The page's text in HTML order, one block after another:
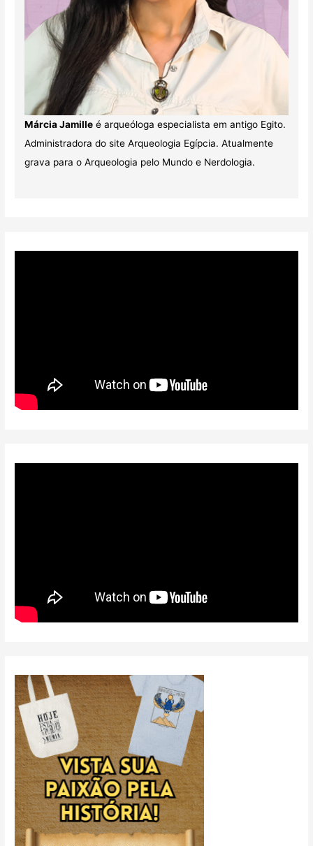
Márcia Jamilleé arqueóloga especialista em antigo Egito.
Administradora do site Arqueologia Egípcia. Atualmente
grava para o Arqueologia pelo Mundo e Nerdologia.